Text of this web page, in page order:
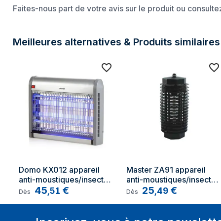
Faites-nous part de votre avis sur le produit ou
Meilleures alternatives & Produits similaires
Domo KX012 appareil
anti-moustiques/insectes
Automatique Insectiseur
Dès 45,51 €
Master ZA91 appareil
anti-moustiques/insectes
Automatique Insectiseur
utilisation extérieure Noir
Dès 25,49 €